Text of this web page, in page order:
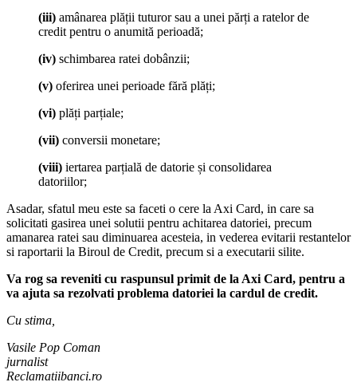
(iii) amânarea plății tuturor sau a unei părți a ratelor de
credit pentru o anumită perioadă;
(iv) schimbarea ratei dobânzii;
(v) oferirea unei perioade fără plăți;
(vi) plăți parțiale;
(vii) conversii monetare;
(viii) iertarea parțială de datorie și consolidarea
datoriilor;
Asadar, sfatul meu este sa faceti o cere la Axi Card, in care sa
solicitati gasirea unei solutii pentru achitarea datoriei, precum
amanarea ratei sau diminuarea acesteia, in vederea evitarii restantelor
si raportarii la Biroul de Credit, precum si a executarii silite.
Va rog sa reveniti cu raspunsul primit de la Axi Card, pentru a
va ajuta sa rezolvati problema datoriei la cardul de credit.
Cu stima,
Vasile Pop Coman
jurnalist
Reclamatiibanci.ro